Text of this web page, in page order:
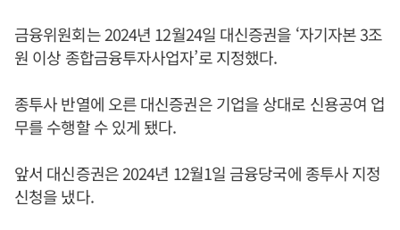
금융위원회는 2024년 12월24일 대신증권을 ‘자기자본 3조
원 이상 종합금융투자사업자’로 지정했다.
종투사 반열에 오른 대신증권은 기업을 상대로 신용공여 업
무를 수행할 수 있게 됐다.
앞서 대신증권은 2024년 12월1일 금융당국에 종투사 지정
신청을 냈다.